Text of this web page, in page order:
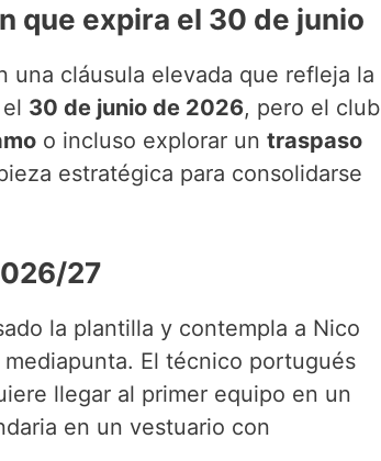
que expira el 30 de junio
una cláusula elevada que refleja la
30 de junio de 2026, pero el club
o incluso explorar un traspaso
estratégica para consolidarse
27
la plantilla y contempla a Nico
El técnico portugués
llegar al primer equipo en un
en un vestuario con